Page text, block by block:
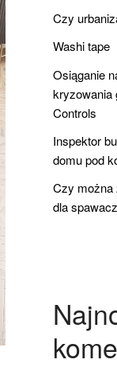
Czy
Washi tape
Osiąganie
kryzowania
Controls
Inspektor
domu pod
Czy można
dla